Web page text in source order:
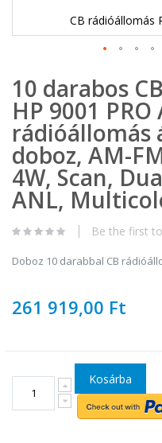
CB rádióállomás
a
képgaléria
elejére
10 darabos
HP 9001 PRO
rádióállomás
doboz, AM-
4W, Scan,
ANL,
Be the first
Doboz 10 darabbal CB
261 919,00 Ft
Kosárba